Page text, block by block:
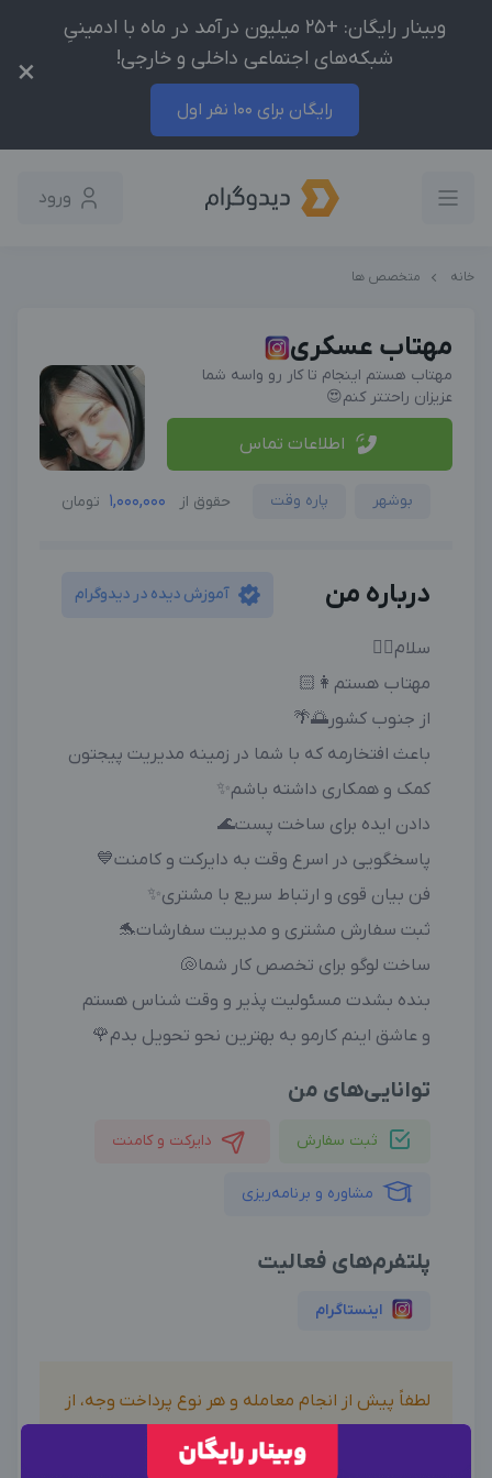
وبینار رایگان: +25 میلیون درآمد در ماه با ادمینیِ
شبکه‌های اجتماعی داخلی و خارجی!
رایگان برای 100 نفر اول
×
ورود
خانه متخصص ها
مهتاب عسکری
مهتاب هستم اینجام تا کار رو واسه شما
عزیزان راحتتر کنم😍
اطلاعات تماس
بوشهر پاره وقت حقوق از 1,000,000 تومان
درباره من آموزش دیده در دیدوگرام
سلام🖐🏻
مهتاب هستم👩🏻
از جنوب کشور🌅🌴
باعث افتخارمه که با شما در زمینه مدیریت پیجتون
کمک و همکاری داشته باشم✨
دادن ایده برای ساخت پست🌊
پاسخگویی در اسرع وقت به دایرکت و کامنت💙
فن بیان قوی و ارتباط سریع با مشتری✨
ثبت سفارش مشتری و مدیریت سفارشات🐬
ساخت لوگو برای تخصص کار شما🐚
بنده بشدت مسئولیت پذیر و وقت شناس هستم
و عاشق اینم کارمو به بهترین نحو تحویل بدم🌹
توانایی‌های من
ثبت سفارش دایرکت و کامنت
مشاوره و برنامه‌ریزی
پلتفرم‌های فعالیت
اینستاگرام
لطفاً پیش از انجام معامله و هر نوع پرداخت وجه، از
صحت خدمات ارائه شده، اطمینان حاصل نمایید.
بدیهی است دیدوگرام هیچ نوع مسئولیتی در قبال